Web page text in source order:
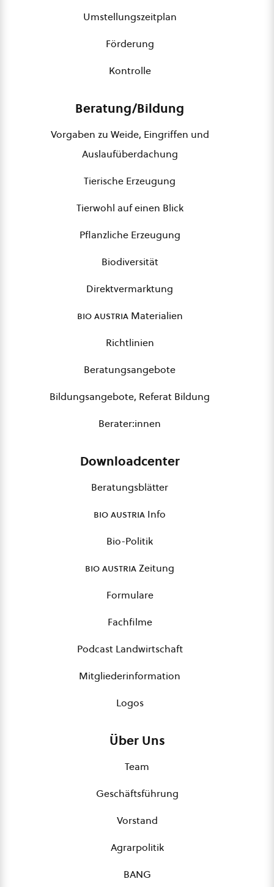
Umstellungszeitplan
Förderung
Kontrolle
Beratung/Bildung
Vorgaben zu Weide, Eingriffen und
Auslaufüberdachung
Tierische Erzeugung
Tierwohl auf einen Blick
Pflanzliche Erzeugung
Biodiversität
Direktvermarktung
bio austriaMaterialien
Richtlinien
Beratungsangebote
Bildungsangebote, Referat Bildung
Berater:innen
Downloadcenter
Beratungsblätter
bio austria Info
Bio-Politik
bio austriaZeitung
Formulare
Fachfilme
Podcast Landwirtschaft
Mitgliederinformation
Logos
Über Uns
Team
Geschäftsführung
Vorstand
Agrarpolitik
BANG